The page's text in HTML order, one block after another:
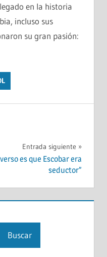
en la historia
incluso sus
su gran pasión:
Entrada siguiente
es que Escobar era
seductor”
Buscar